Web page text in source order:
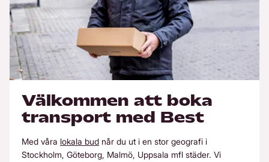
Välkommen att boka
transport med Best
Med våra lokala bud når du ut i en stor geografi i
Stockholm, Göteborg, Malmö, Uppsala mfl städer. Vi